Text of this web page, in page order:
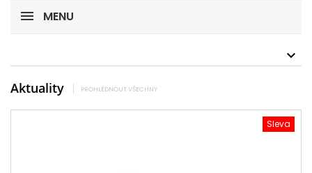
MENU
Aktuality PROHLÉDNOUT VŠECHNY
Sleva